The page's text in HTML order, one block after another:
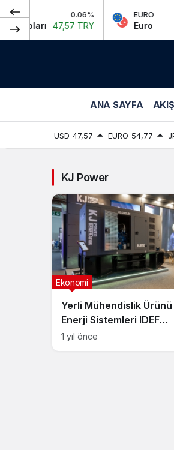
0.06%
47,57 TRY
EURO
Euro
ANA SAYFA
USD 47,57 EURO 54,77
KJ Power
Yerli Mühendislik Ürünü
Enerji Sistemleri IDEF
2025’te Göz Doldurdu
Ekonomi
1 yıl önce